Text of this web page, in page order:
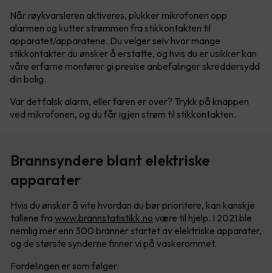
Når røykvarsleren aktiveres, plukker mikrofonen opp
alarmen og kutter strømmen fra stikkontakten til
apparatet/apparatene. Du velger selv hvor mange
stikkontakter du ønsker å erstatte, og hvis du er usikker kan
våre erfarne montører gi presise anbefalinger skreddersydd
din bolig.
Var det falsk alarm, eller faren er over? Trykk på knappen
ved mikrofonen, og du får igjen strøm til stikkontakten.
Brannsyndere blant elektriske
apparater
Hvis du ønsker å vite hvordan du bør prioritere, kan kanskje
tallene fra www.brannstatistikk.no være til hjelp. I 2021 ble
nemlig mer enn 300 branner startet av elektriske apparater,
og de største synderne finner vi på vaskerommet.
Fordelingen er som følger: